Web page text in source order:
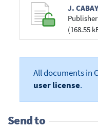
(168.55
All documents in
user license.
Send to